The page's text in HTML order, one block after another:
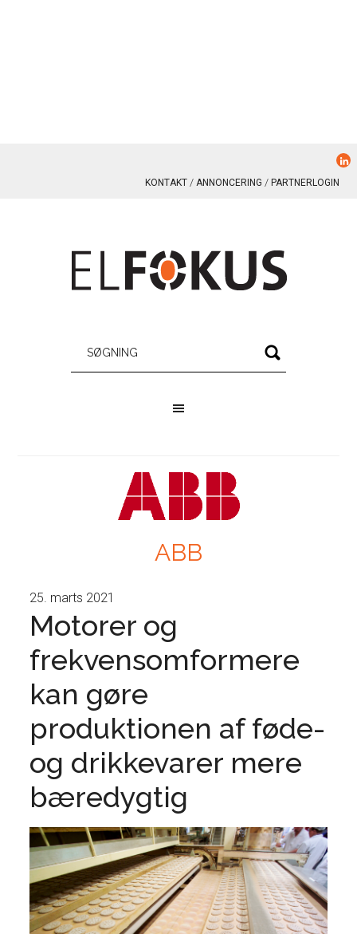
KONTAKT ANNONCERING PARTNERLOGIN
ABB
25. marts 2021
Motorer og
frekvensomformere
kan gøre
produktionen af føde-
og drikkevarer mere
bæredygtig